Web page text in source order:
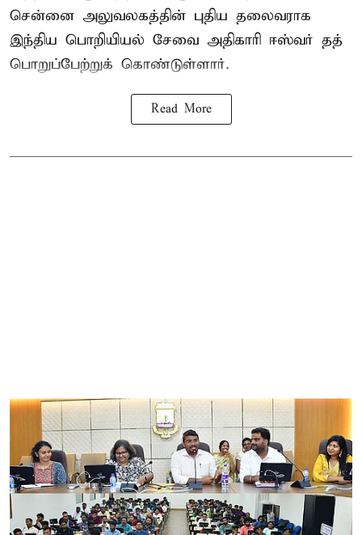
சென்னை அலுவலகத்தின் புதிய தலைவராக
இந்திய பொறியியல் சேவை அதிகாரி ஈஸ்வர் தத்
பொறுப்பேற்றுக் கொண்டுள்ளார்.
Read More